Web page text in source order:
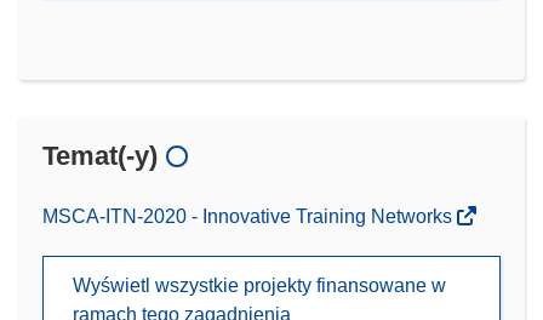
Temat(-y)
MSCA-ITN-2020 - Innovative Training Networks
Wyświetl wszystkie projekty finansowane w
ramach tego zagadnienia